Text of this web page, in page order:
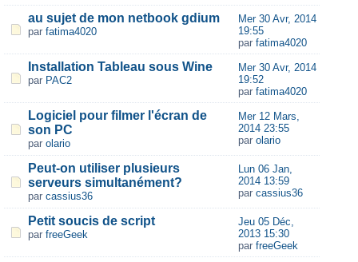
au sujet de mon netbook gdium
par fatima4020
Mer 30 Avr, 2014
19:55
par fatima4020
Installation Tableau sous Wine
par PAC2
Mer 30 Avr, 2014
19:52
par fatima4020
Logiciel pour filmer l'écran de
son PC
par olario
Mer 12 Mars,
2014 23:55
par olario
Peut-on utiliser plusieurs
serveurs simultanément?
par cassius36
Lun 06 Jan,
2014 13:59
par cassius36
Petit soucis de script
par freeGeek
Jeu 05 Déc,
2013 15:30
par freeGeek